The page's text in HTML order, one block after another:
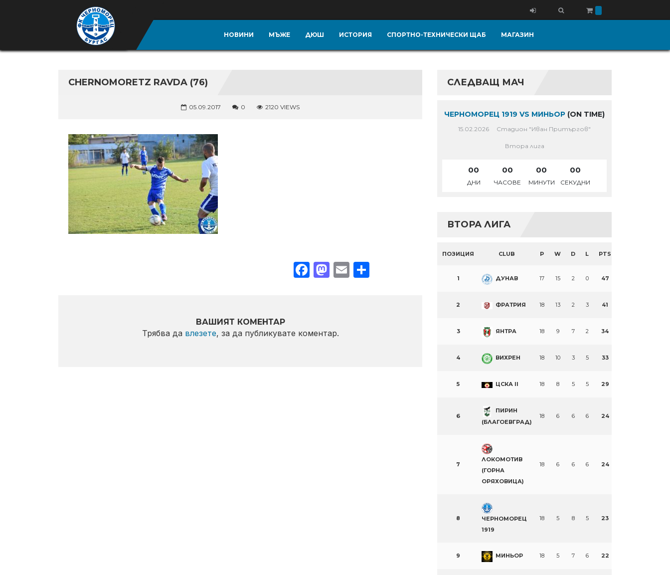
НОВИНИ МЪЖЕ ДЮШ ИСТОРИЯ СПОРТНО-ТЕХНИЧЕСКИ ЩАБ МАГАЗИН
CHERNOMORETZ RAVDA (76)
05.09.2017 0 2120 VIEWS
Facebook
Mastodon
EmailShare
ВАШИЯТ КОМЕНТАР
Трябва да влезете, за да публикувате коментар.
СЛЕДВАЩ МАЧ
ЧЕРНОМОРЕЦ 1919 VS МИНЬОР (ON TIME)
15.02.2026 Стадион "Иван Притъргов"
Втора лига
00
ДНИ
00
ЧАСОВЕ
00
МИНУТИ
00
СЕКУДНИ
ВТОРА ЛИГА
ПОЗИЦИЯ CLUB P W D L PTS
1 ДУНАВ 17 15 2 0 47
2 ФРАТРИЯ 18 13 2 3 41
3 ЯНТРА 18 9 7 2 34
4 ВИХРЕН 18 10 3 5 33
5 ЦСКА II 18 8 5 5 29
6
ПИРИН
(БЛАГОЕВГРАД)
18 6 6 6 24
7
ЛОКОМОТИВ
(ГОРНА
ОРЯХОВИЦА)
18 6 6 6 24
8
ЧЕРНОМОРЕЦ
1919
18 5 8 5 23
9 МИНЬОР 18 5 7 6 22